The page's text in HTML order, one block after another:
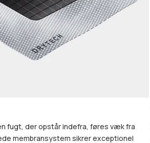
fugt, der opstår indefra, føres væk fra
membransystem sikrer exceptionel